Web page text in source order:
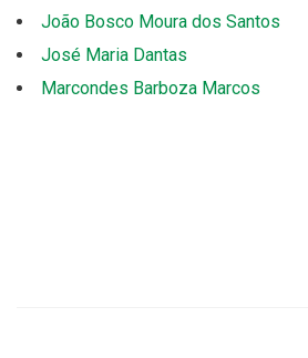
João Bosco Moura dos Santos
José Maria Dantas
Marcondes Barboza Marcos